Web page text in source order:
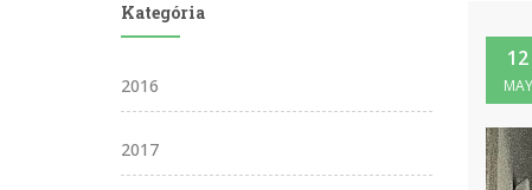
12
MAY
Kategória
2016
2017